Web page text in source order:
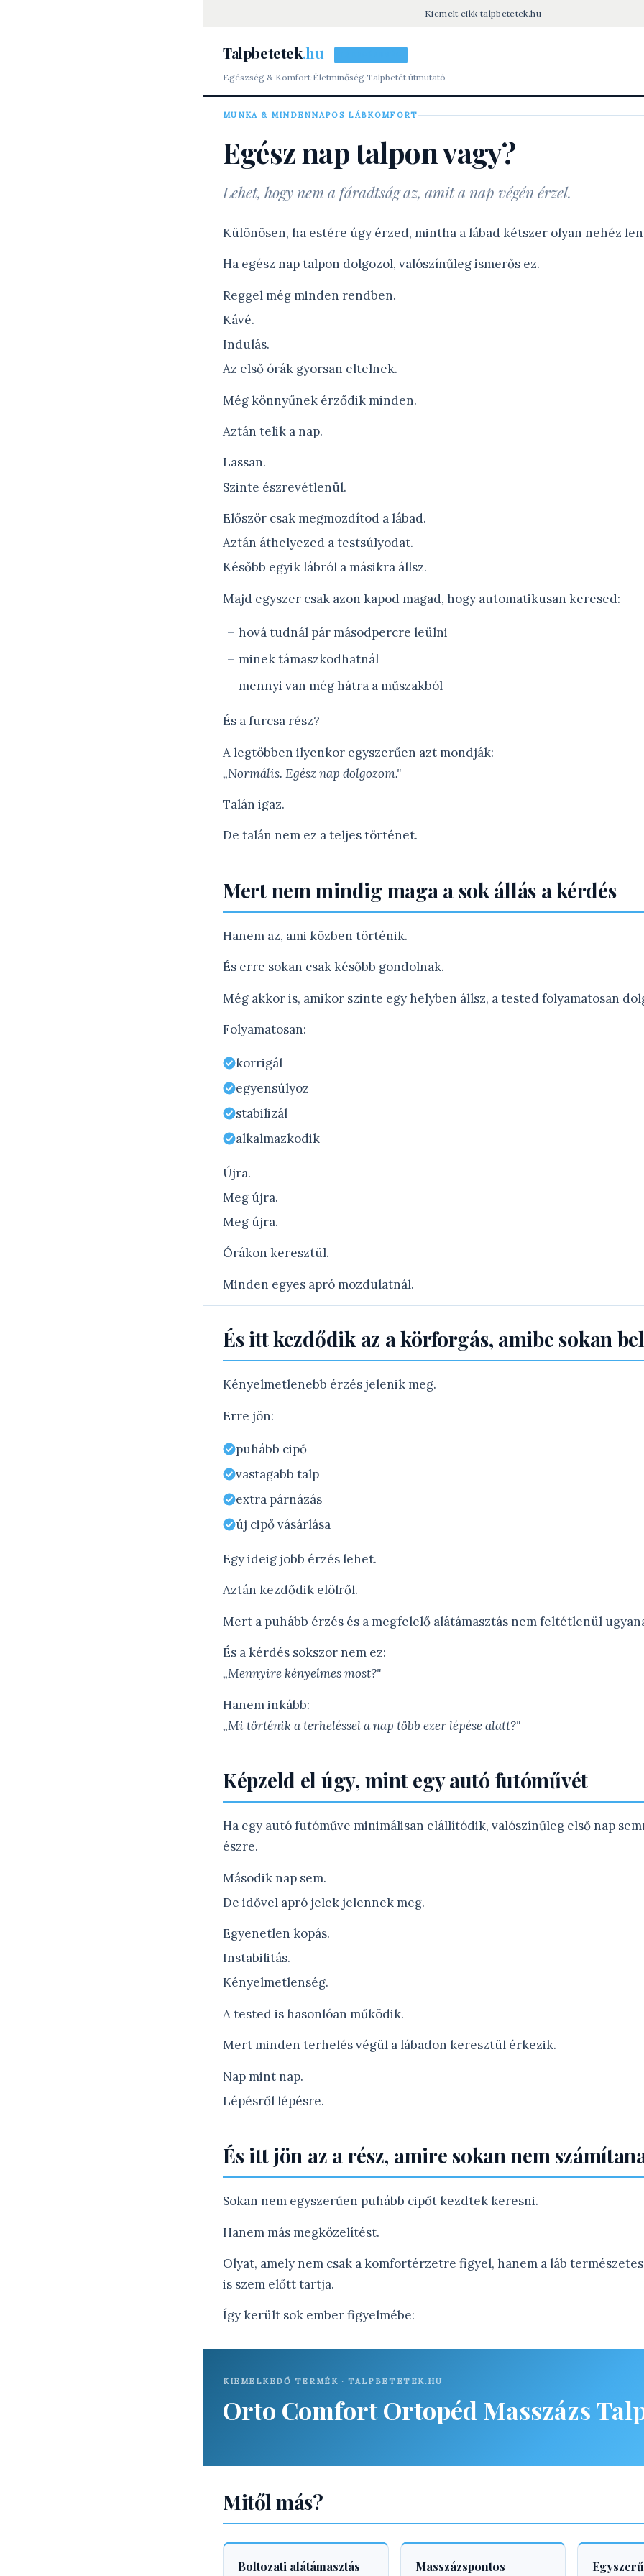
Kiemelt cikk talpbetetek.hu
Talpbetetek.hu
Egészség & Komfort·Életminőség·Talpbetét útmutató
MUNKA & MINDENNAPOS LÁBKOMFORT
Egész nap talpon vagy?
Lehet, hogy nem a fáradtság az, amit a nap végén érzel.
Különösen, ha estére úgy érzed, mintha a lábad kétszer olyan nehéz
Ha egész nap talpon dolgozol, valószínűleg ismerős ez.
Reggel még minden rendben.
Kávé.
Indulás.
Az első órák gyorsan eltelnek.
Még könnyűnek érződik minden.
Aztán telik a nap.
Lassan.
Szinte észrevétlenül.
Először csak megmozdítod a lábad.
Aztán áthelyezed a testsúlyodat.
Később egyik lábról a másikra állsz.
Majd egyszer csak azon kapod magad, hogy automatikusan keresed:
hová tudnál pár másodpercre leülni
minek támaszkodhatnál
mennyi van még hátra a műszakból
És a furcsa rész?
A legtöbben ilyenkor egyszerűen azt mondják:
„Normális. Egész nap dolgozom."
Talán igaz.
De talán nem ez a teljes történet.
Mert nem mindig maga a sok állás a kérdés
Hanem az, ami közben történik.
És erre sokan csak később gondolnak.
Még akkor is, amikor szinte egy helyben állsz, a tested folyamatosan
Folyamatosan:
korrigál
egyensúlyoz
stabilizál
alkalmazkodik
Újra.
Meg újra.
Meg újra.
Órákon keresztül.
Minden egyes apró mozdulatnál.
És itt kezdődik az a körforgás, amibe sokan
Kényelmetlenebb érzés jelenik meg.
Erre jön:
puhább cipő
vastagabb talp
extra párnázás
új cipő vásárlása
Egy ideig jobb érzés lehet.
Aztán kezdődik elölről.
Mert a puhább érzés és a megfelelő alátámasztás nem feltétlenül
És a kérdés sokszor nem ez:
„Mennyire kényelmes most?"
Hanem inkább:
„Mi történik a terheléssel a nap több ezer lépése alatt?"
Képzeld el úgy, mint egy autó futóművét
Ha egy autó futóműve minimálisan elállítódik, valószínűleg első nap
észre.
Második nap sem.
De idővel apró jelek jelennek meg.
Egyenetlen kopás.
Instabilitás.
Kényelmetlenség.
A tested is hasonlóan működik.
Mert minden terhelés végül a lábadon keresztül érkezik.
Nap mint nap.
Lépésről lépésre.
És itt jön az a rész, amire sokan nem
Sokan nem egyszerűen puhább cipőt kezdtek keresni.
Hanem más megközelítést.
Olyat, amely nem csak a komfortérzetre figyel, hanem a láb
is szem előtt tartja.
Így került sok ember figyelmébe:
KIEMELKEDŐ TERMÉK · TALPBETETEK.HU
Orto Comfort Ortopéd Masszázs
Mitől más?
Boltozati alátámasztás
Masszázspontos